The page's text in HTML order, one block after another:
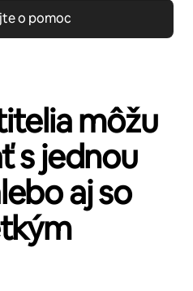
o pomoc
môžu
s jednou
aj so